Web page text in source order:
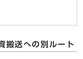
送への別ルート